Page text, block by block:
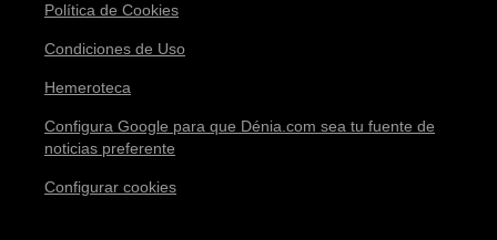
Política de Cookies
Condiciones de Uso
Hemeroteca
Configura Google para que Dénia.com sea tu fuente de
noticias preferente
Configurar cookies